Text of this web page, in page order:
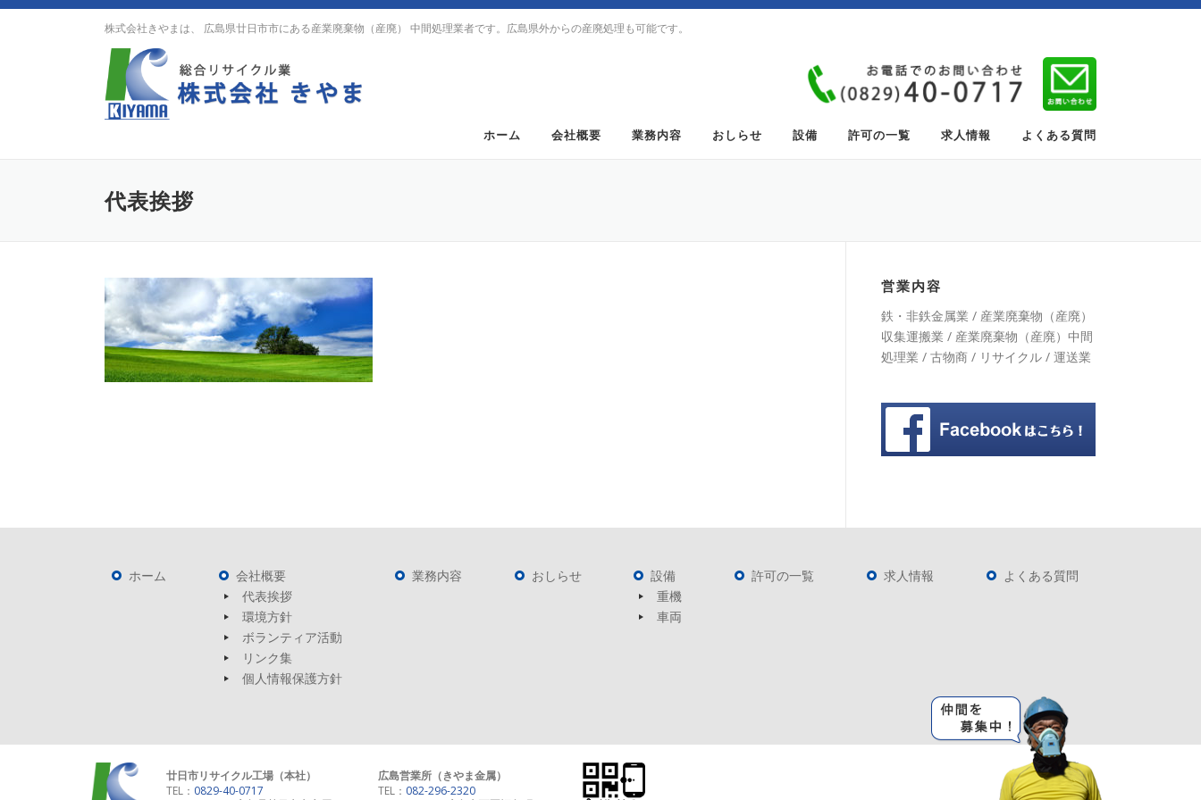
株式会社きやまは、 広島県廿日市市にある産業廃棄物（産廃） 中間処理業者です。広島県外からの産廃処理も可能です。
ホーム 会社概要 業務内容 おしらせ 設備 許可の一覧 求人情報 よくある質問
代表挨拶
営業内容
鉄・非鉄金属業 / 産業廃棄物（産廃）
収集運搬業 / 産業廃棄物（産廃）中間
処理業 / 古物商 / リサイクル / 運送業
ホーム
会社概要
代表挨拶
環境方針
ボランティア活動
リンク集
個人情報保護方針
業務内容 おしらせ
設備
重機
車両
許可の一覧 求人情報 よくある質問
廿日市リサイクル工場（本社）
TEL： 0829-40-0717
広島営業所（きやま金属）
TEL： 082-296-2320